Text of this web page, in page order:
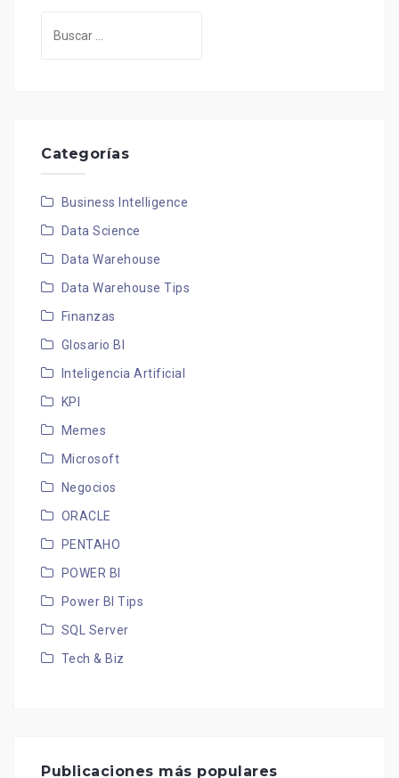
Categorías
Business Intelligence
Data Science
Data Warehouse
Data Warehouse Tips
Finanzas
Glosario BI
Inteligencia Artificial
KPI
Memes
Microsoft
Negocios
ORACLE
PENTAHO
POWER BI
Power BI Tips
SQL Server
Tech & Biz
Publicaciones más populares